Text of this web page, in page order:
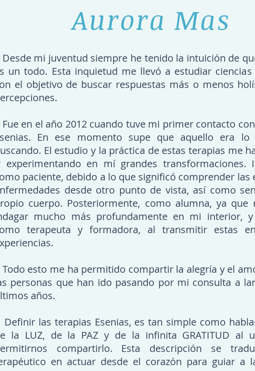
Aurora Mas
Desde mi juventud siempre he tenido la intuición de
un todo. Esta inquietud me llevó a estudiar
el objetivo de buscar respuestas más o menos
Fue en el año 2012 cuando tuve mi primer contacto
En ese momento supe que aquello era lo
El estudio y la práctica de estas terapias me
experimentando en mí grandes transformaciones.
paciente, debido a lo que significó comprender las
desde otro punto de vista, así como
cuerpo. Posteriormente, como alumna, ya que
mucho más profundamente en mi interior, y
terapeuta y formadora, al transmitir estas
Todo esto me ha permitido compartir la alegría y el
personas que han ido pasando por mi consulta a
años.
Definir las terapias Esenias, es tan simple como
la LUZ, de la PAZ y de la infinita GRATITUD al
compartirlo. Esta descripción se
en actuar desde el corazón para guiar a